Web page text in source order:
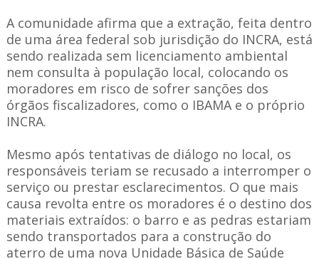
A comunidade afirma que a extração, feita dentro
de uma área federal sob jurisdição do INCRA, está
sendo realizada sem licenciamento ambiental
nem consulta à população local, colocando os
moradores em risco de sofrer sanções dos
órgãos fiscalizadores, como o IBAMA e o próprio
INCRA.
Mesmo após tentativas de diálogo no local, os
responsáveis teriam se recusado a interromper o
serviço ou prestar esclarecimentos. O que mais
causa revolta entre os moradores é o destino dos
materiais extraídos: o barro e as pedras estariam
sendo transportados para a construção do
aterro de uma nova Unidade Básica de Saúde